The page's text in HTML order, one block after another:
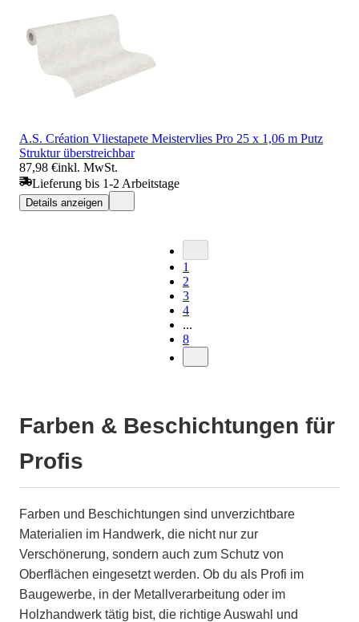
A.S. Création Vliestapete Meistervlies Pro 25 x 1,06 m Putz
Struktur überstreichbar
87,98 €inkl. MwSt.
Lieferung bis 1-2 Arbeitstage
Details anzeigen
1
2
3
4
...
8
Farben & Beschichtungen für
Profis
Farben und Beschichtungen sind unverzichtbare
Materialien im Handwerk, die nicht nur zur
Verschönerung, sondern auch zum Schutz von
Oberflächen eingesetzt werden. Ob du als Profi im
Baugewerbe, in der Metallverarbeitung oder im
Holzhandwerk tätig bist, die richtige Auswahl und